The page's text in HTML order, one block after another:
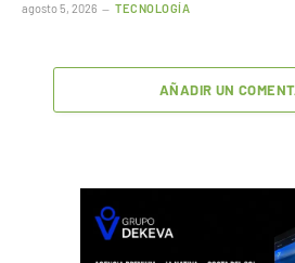
agosto 5, 2026 TECNOLOGÍA
AÑADIR UN